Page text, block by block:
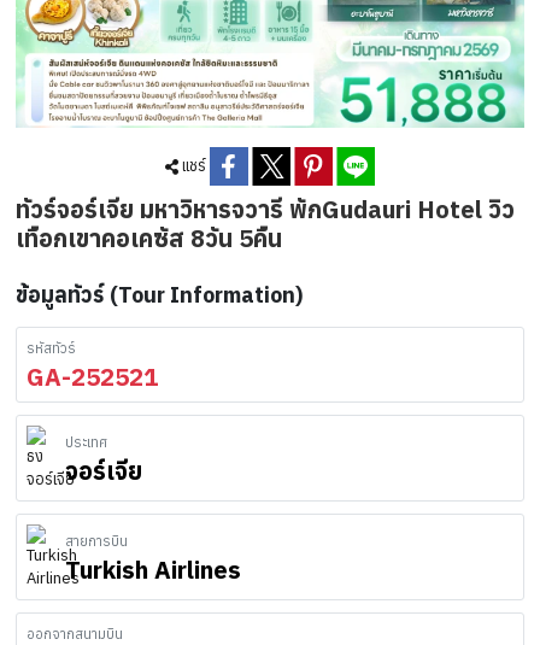
แชร์
ทัวร์จอร์เจีย มหาวิหารจวารี พักGudauri Hotel วิว
เทือกเขาคอเคซัส 8วัน 5คืน
ข้อมูลทัวร์ (Tour Information)
รหัสทัวร์
GA-252521
ประเทศ
จอร์เจีย
สายการบิน
Turkish Airlines
ออกจากสนามบิน